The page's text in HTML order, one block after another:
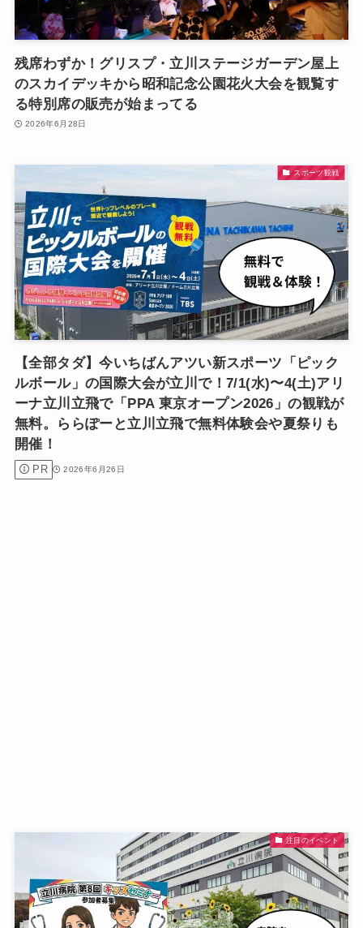
残席わずか！グリスプ・立川ステージガーデン屋上
のスカイデッキから昭和記念公園花火大会を観覧す
る特別席の販売が始まってる
2026年6月28日
スポーツ観戦
【全部タダ】今いちばんアツい新スポーツ「ピック
ルボール」の国際大会が立川で！7/1(水)〜4(土)アリ
ーナ立川立飛で「PPA 東京オープン2026」の観戦が
無料。ららぽーと立川立飛で無料体験会や夏祭りも
開催！
PR 2026年6月26日
注目のイベント